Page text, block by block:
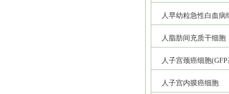
人早幼粒急性白血病
人脂肪间充质干细胞
人子宫颈癌细胞
人子宫内膜癌细胞